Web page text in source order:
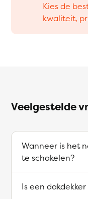
Kies de
kwaliteit,
Veelgestelde
Wanneer is het
te schakelen?
Is een